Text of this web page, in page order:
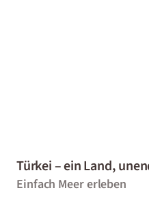
Türkei – ein Land,
Einfach Meer erleben